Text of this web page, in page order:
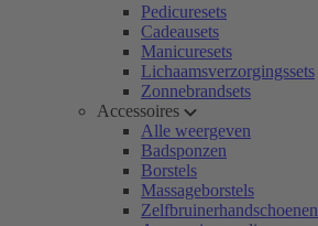
Pedicuresets
Cadeausets
Manicuresets
Lichaamsverzorgingssets
Zonnebrandsets
Accessoires
Alle weergeven
Badsponzen
Borstels
Massageborstels
Zelfbruinerhandschoenen